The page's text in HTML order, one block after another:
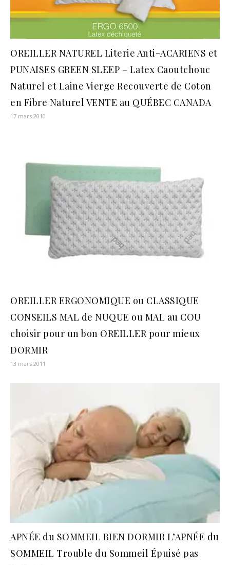
OREILLER NATUREL Literie Anti-ACARIENS et
PUNAISES GREEN SLEEP – Latex Caoutchouc
Naturel et Laine Vierge Recouverte de Coton
en Fibre Naturel VENTE au QUÉBEC CANADA
17 mars 2010
OREILLER ERGONOMIQUE ou CLASSIQUE
CONSEILS MAL de NUQUE ou MAL au COU
choisir pour un bon OREILLER pour mieux
DORMIR
13 mars 2011
APNÉE du SOMMEIL BIEN DORMIR L’APNÉE du
SOMMEIL Trouble du Sommeil Épuisé pas